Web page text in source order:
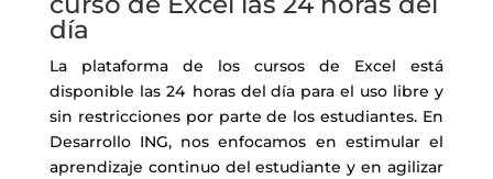
día
La plataforma de los cursos de Excel está
disponible las 24 horas del día para el uso libre y
sin restricciones por parte de los estudiantes. En
Desarrollo ING, nos enfocamos en estimular el
aprendizaje continuo del estudiante y en agilizar